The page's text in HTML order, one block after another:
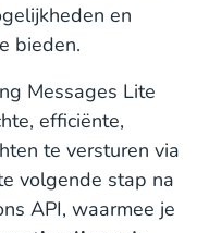
en
bieden.
Messages Lite
efficiënte,
te versturen via
volgende stap na
API, waarmee je